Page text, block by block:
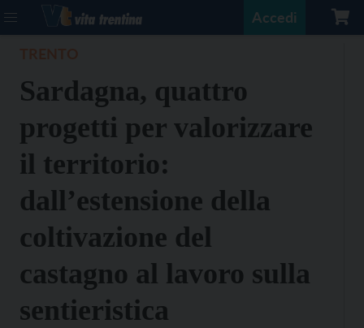
Accedi
Sardagna, quattro
progetti per valorizzare
il territorio:
dall’estensione della
coltivazione del
castagno al lavoro sulla
sentieristica